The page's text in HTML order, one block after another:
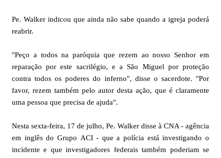
Pe. Walker indicou que ainda não sabe quando a igreja poderá
reabrir.
"Peço a todos na paróquia que rezem ao nosso Senhor em
reparação por este sacrilégio, e a São Miguel por proteção
contra todos os poderes do inferno", disse o sacerdote. "Por
favor, rezem também pelo autor desta ação, que é claramente
uma pessoa que precisa de ajuda".
Nesta sexta-feira, 17 de julho, Pe. Walker disse à CNA - agência
em inglês do Grupo ACI - que a polícia está investigando o
incidente e que investigadores federais também poderiam se